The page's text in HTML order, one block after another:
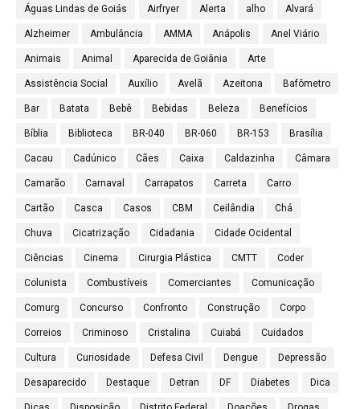
Águas Lindas de Goiás Airfryer Alerta alho Alvará
Alzheimer Ambulância AMMA Anápolis Anel Viário
Animais Animal Aparecida de Goiânia Arte
Assistência Social Auxílio Avelã Azeitona Bafômetro
Bar Batata Bebê Bebidas Beleza Benefícios
Bíblia Biblioteca BR-040 BR-060 BR-153 Brasília
Cacau Cadúnico Cães Caixa Caldazinha Câmara
Camarão Carnaval Carrapatos Carreta Carro
Cartão Casca Casos CBM Ceilândia Chá
Chuva Cicatrização Cidadania Cidade Ocidental
Ciências Cinema Cirurgia Plástica CMTT Coder
Colunista Combustíveis Comerciantes Comunicação
Comurg Concurso Confronto Construção Corpo
Correios Criminoso Cristalina Cuiabá Cuidados
Cultura Curiosidade Defesa Civil Dengue Depressão
Desaparecido Destaque Detran DF Diabetes Dica